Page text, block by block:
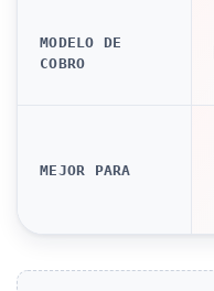
MODELO DE
COBRO
MEJOR PARA